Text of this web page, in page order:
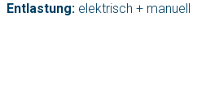
Entlastung: elektrisch + manuell